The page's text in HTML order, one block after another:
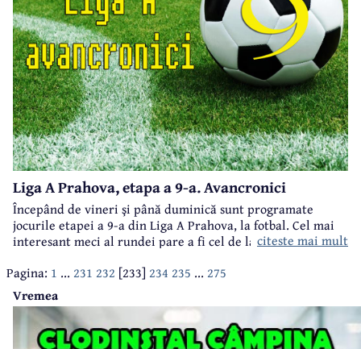
Liga A Prahova, etapa a 9-a. Avancronici
Începând de vineri şi până duminică sunt programate
jocurile etapei a 9-a din Liga A Prahova, la fotbal. Cel mai
interesant meci al rundei pare a fi cel de la Băneşti, unde
local, ci şi într-un meci al marilor orgolii. Iată programul,
avancronicile şi delegările arbitrilor şi observatorilor:
citeste mai mult
Pagina: 1 ... 231 232 [233] 234 235 ... 275
Vremea